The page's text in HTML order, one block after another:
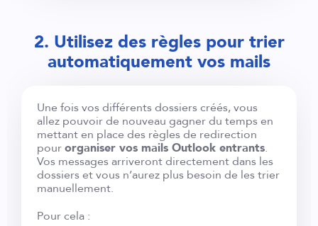
2. Utilisez des règles pour trier
automatiquement vos mails
Une fois vos différents dossiers créés, vous
allez pouvoir de nouveau gagner du temps en
mettant en place des règles de redirection
pourorganiser vos mails Outlook entrants.
Vos messages arriveront directement dans les
dossiers et vous n’aurez plus besoin de les trier
manuellement.
Pour cela :